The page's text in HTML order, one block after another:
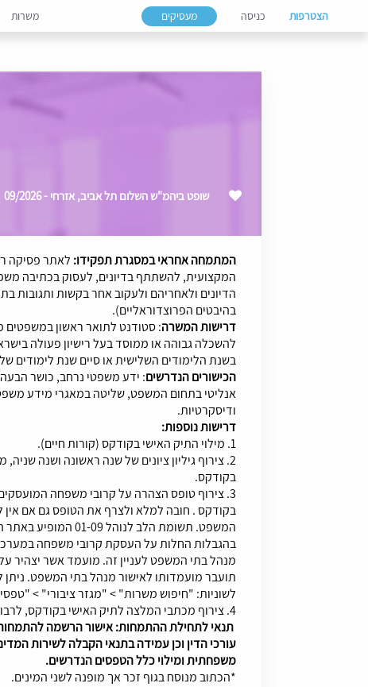
הצטרפות כניסה מעסיקים משרות
שופט ביהמ"ש השלום תל אביב, אזרחי - 09/2026
המתמחה אחראי במסגרת תפקידו: לאתר פסיקה
המקצועית, להשתתף בדיונים, לעסוק בכתיבה
הדיונים ולאחריהם ולעקוב אחר בקשות ותגובות
בהיבטים הפרוצדוראליים).
דרישות המשרה: סטודנט לתואר ראשון
להשכלה גבוהה או ממוסד בעל רישיון פעולה
בשנת הלימודים השלישית או סיים שנת לימודים
הכישורים הנדרשים: ידע משפטי נרחב, כושר
אנליטי בתחום המשפט, שליטה במאגרי מידע
ודיסקרטיות.
דרישות נוספות:
1. מילוי התיק האישי בקודקס (קורות חיים).
2. צירוף גיליון ציונים של שנה ראשונה ושנה
בקודקס.
3. צירוף טופס הצהרה על קרובי משפחה
בקודקס . חובה למלא ולצרף את הטופס גם אם
המשפט. תשומת הלב
בהגבלות החלות על העסקת קרובי משפחה
מנהל בתי המשפט לעניין זה. מועמד אשר
תועבר מועמדותו לאישור מנהל בתי המשפט.
לשוניות: "חיפוש משרות" > "מגזר ציבורי" >
4. צירוף מכתבי המלצה לתיק האישי בקודקס, לרבות פרטי ממליצים ודרכי התקשרות עימם.
תנאי לתחילת ההתמחות: אישור הרשמה
עורכי הדין וכן עמידה בתנאי הקבלה לשירות
משפחתית ומילוי כלל הטפסים הנדרשים.
*הכתוב מנוסח בגוף זכר אך מופנה לשני המינים.